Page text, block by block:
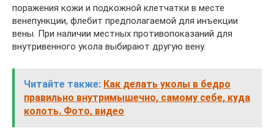
поражения кожи и подкожной клетчатки в месте
венепункции, флебит предполагаемой для инъекции
вены. При наличии местных противопоказаний для
внутривенного укола выбирают другую вену.
Читайте также: Как делать уколы в бедро
правильно внутримышечно, самому себе, куда
колоть. Фото, видео